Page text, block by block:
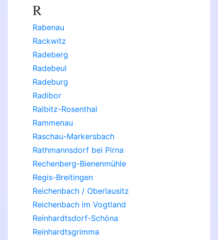
R
Rabenau
Rackwitz
Radeberg
Radebeul
Radeburg
Radibor
Ralbitz-Rosenthal
Rammenau
Raschau-Markersbach
Rathmannsdorf bei Pirna
Rechenberg-Bienenmühle
Regis-Breitingen
Reichenbach / Oberlausitz
Reichenbach im Vogtland
Reinhardtsdorf-Schöna
Reinhardtsgrimma